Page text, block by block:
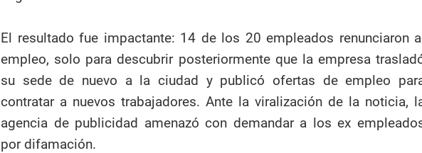
El resultado fue impactante: 14 de los 20 empleados renunciaron
empleo, solo para descubrir posteriormente que la empresa
su sede de nuevo a la ciudad y publicó ofertas de empleo
contratar a nuevos trabajadores. Ante la viralización de la noticia,
agencia de publicidad amenazó con demandar a los ex
por difamación.